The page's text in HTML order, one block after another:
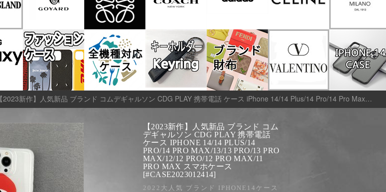
【2023新作】人気新品 ブランド コムデギャルソン CDG PLAY 携帯電話 ケース iPhone 14/14 Plus/14 Pro/14 Pro Max/13/13 Pro/13 Pro Max/12/12 Pro/12 Pro Max/11 PRO MAX スマホケース [#case2023012414]
【2023新作】人気新品 ブランド コム
デギャルソン CDG PLAY 携帯電話
ケース IPHONE 14/14 PLUS/14
PRO/14 PRO MAX/13/13 PRO/13 PRO
MAX/12/12 PRO/12 PRO MAX/11
PRO MAX スマホケース
[#CASE2023012414]
2022大人気 ブランド IPHONE14ケース